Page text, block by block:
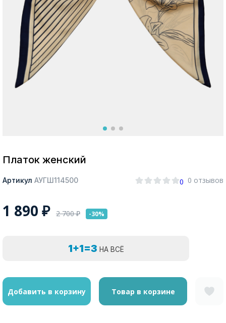
Москва
Платок женский
Артикул АУГШ114500 0 0 отзывов
1 890 ₽ 2 700₽ -30%
1+1=3 НА ВСЁ
Добавить в корзину Товар в корзине